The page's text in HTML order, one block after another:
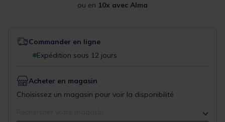
ou en 10x avec Alma
Commander en ligne
Expédition sous 12 jours
Acheter en magasin
Choisissez un magasin pour voir la disponibilité